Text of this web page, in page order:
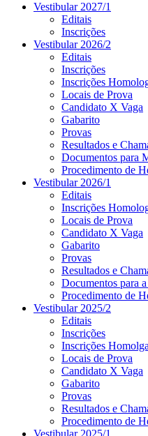
Vestibular 2027/1
Editais
Inscrições
Vestibular 2026/2
Editais
Inscrições
Inscrições
Locais de Prova
Candidato X Vaga
Gabarito
Provas
Resultados e
Documentos para
Procedimento de
Vestibular 2026/1
Editais
Inscrições
Locais de Prova
Candidato X Vaga
Gabarito
Provas
Resultados e
Documentos para
Procedimento de
Vestibular 2025/2
Editais
Inscrições
Inscrições
Locais de Prova
Candidato X Vaga
Gabarito
Provas
Resultados e
Procedimento de